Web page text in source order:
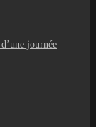
journée